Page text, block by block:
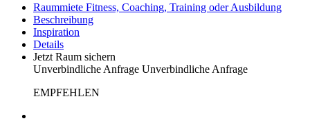
Raummiete Fitness, Coaching, Training oder Ausbildung
Beschreibung
Inspiration
Details
Jetzt Raum sichern
Unverbindliche Anfrage Unverbindliche Anfrage
EMPFEHLEN